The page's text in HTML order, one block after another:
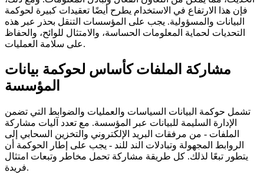
فإن هذا الارتفاع في الاستخدام يطرح أيضًا تعقيدات كبيرة لحوكمة
البيانات والمسؤولية. يجب على المؤسسات التنقل بحذر عبر هذه
التحديات لحماية المعلومات الحساسة، والامتثال للوائح، والحفاظ
على سلامة العمليات.
مشاركة الملفات كأساس لحوكمة بيانات
المؤسسة
تشمل حوكمة البيانات السياسات والعمليات والضوابط التي تضمن
الإدارة السليمة للبيانات عبر المؤسسة. مع تعدد آليات مشاركة
الملفات - من مرفقات البريد الإلكتروني والتخزين السحابي إلى
الروابط المجهولة وتبادلات الند للند - يجب على إطار الحوكمة أن
يتطور تبعًا لذلك. كل طريقة مشاركة تحمل مخاطر وتبعات امتثال
فريدة.